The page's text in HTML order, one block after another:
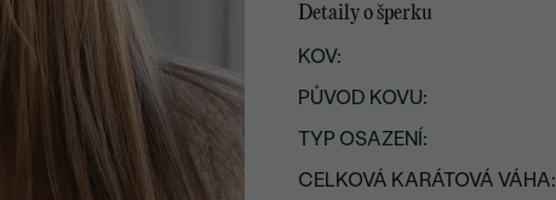
Detaily o šperku
KOV:
PŮVOD KOVU:
TYP OSAZENÍ :
CELKOVÁ KARÁTOVÁ VÁHA: